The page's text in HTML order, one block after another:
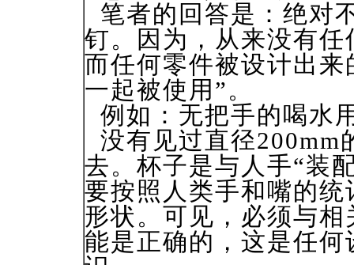
笔者的回答是：绝对
钉。因为，从来没有
而任何零件被设计出
一起被使用”。
例如：无把手的喝水
没有见过直径200mm
去。杯子是与人手“装
要按照人类手和嘴的
形状。可见，必须与
能是正确的，这是任